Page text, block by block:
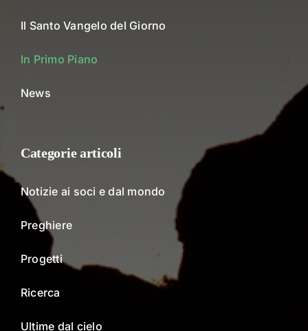
Il Santo Vangelo del Giorno
In Primo Piano
News
Categorie articoli
Notizie ai soci e dal mondo
Preghiere
Progetti
Ricerca
Ultime dal cielo